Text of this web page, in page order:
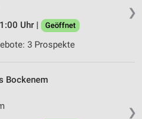
❯
Uhr |
Geöffnet
3 Prospekte
❯
Bockenem